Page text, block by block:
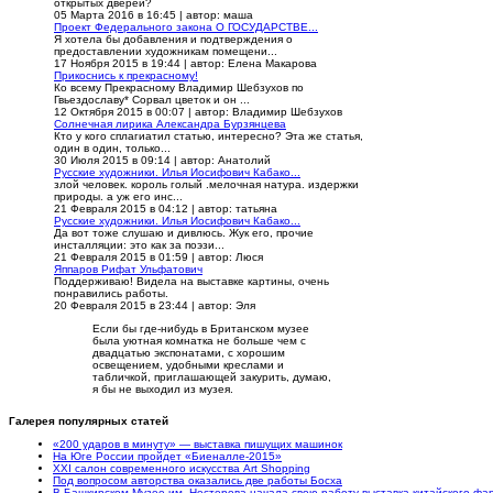
05 Марта 2016 в 16:45 | автор: маша
Проект Федерального закона О ГОСУДАРСТВЕ...
Я хотела бы добавления и подтверждения о
предоставлении художникам помещени...
17 Ноября 2015 в 19:44 | автор: Елена Макарова
Прикоснись к прекрасному!
Ко всему Прекрасному Владимир Шебзухов по
Гвьездославу* Сорвал цветок и он ...
12 Октября 2015 в 00:07 | автор: Владимир Шебзухов
Солнечная лирика Александра Бурзянцева
Кто у кого сплагиатил статью, интересно? Эта же статья,
один в один, только...
30 Июля 2015 в 09:14 | автор: Анатолий
Русские художники. Илья Иосифович Кабако...
злой человек. король голый .мелочная натура. издержки
природы. а уж его инс...
21 Февраля 2015 в 04:12 | автор: татьяна
Русские художники. Илья Иосифович Кабако...
Да вот тоже слушаю и дивлюсь. Жук его, прочие
инсталляции: это как за поэзи...
21 Февраля 2015 в 01:59 | автор: Люся
Яппаров Рифат Ульфатович
Поддерживаю! Видела на выставке картины, очень
понравились работы.
20 Февраля 2015 в 23:44 | автор: Эля
Если бы где-нибудь в Британском музее
была уютная комнатка не больше чем с
двадцатью экспонатами, с хорошим
освещением, удобными креслами и
табличкой, приглашающей закурить, думаю,
я бы не выходил из музея.
Галерея популярных статей
«200 ударов в минуту» — выставка пишущих машинок
На Юге России пройдет «Биеналле-2015»
XXI салон современного искусства Art Shopping
Под вопросом авторства оказались две работы Босха